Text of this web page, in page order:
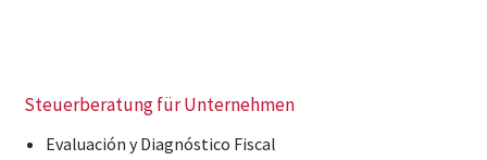
Steuerberatung für Unternehmen
Evaluación y Diagnóstico Fiscal